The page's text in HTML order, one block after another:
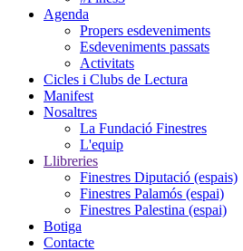
Agenda
Propers esdeveniments
Esdeveniments passats
Activitats
Cicles i Clubs de Lectura
Manifest
Nosaltres
La Fundació Finestres
L'equip
Llibreries
Finestres Diputació (espais)
Finestres Palamós (espai)
Finestres Palestina (espai)
Botiga
Contacte